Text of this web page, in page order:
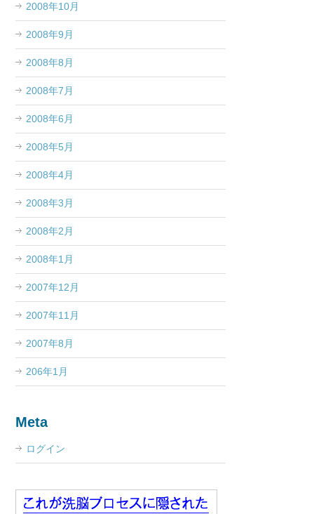
2008年10月
2008年9月
2008年8月
2008年7月
2008年6月
2008年5月
2008年4月
2008年3月
2008年2月
2008年1月
2007年12月
2007年11月
2007年8月
206年1月
Meta
ログイン